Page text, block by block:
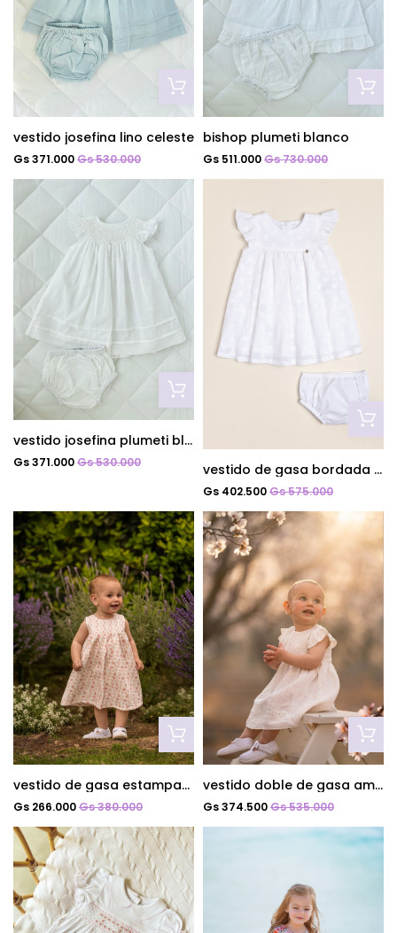
vestido josefina lino celeste
Gs 371.000Gs 530.000
bishop plumeti blanco
Gs 511.000Gs 730.000
vestido josefina plumeti blanco
Gs 371.000Gs 530.000 vestido de gasa bordada anat
Gs 402.500Gs 575.000
vestido de gasa estampado corine
Gs 266.000Gs 380.000
vestido doble de gasa amore
Gs 374.500Gs 535.000